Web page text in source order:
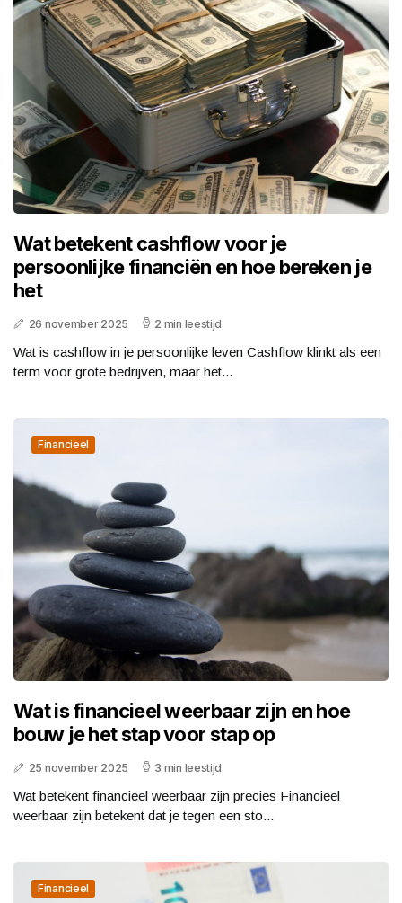
Wat betekent cashflow voor je
persoonlijke financiën en hoe bereken je
het
26 november 2025 2 min leestijd
Wat is cashflow in je persoonlijke leven Cashflow klinkt als een
term voor grote bedrijven, maar het...
Financieel
Wat is financieel weerbaar zijn en hoe
bouw je het stap voor stap op
25 november 2025 3 min leestijd
Wat betekent financieel weerbaar zijn precies Financieel
weerbaar zijn betekent dat je tegen een sto...
Financieel